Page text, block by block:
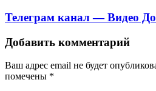
Телеграм канал — Видео
Добавить комментарий
Ваш адрес email не будет
помечены *